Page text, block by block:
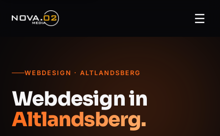
☰
WEBDESIGN · ALTLANDSBERG
Webdesign in
Altlandsberg.